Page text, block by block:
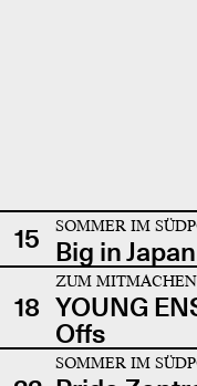
15 SOMMER IM
Big in Japan
18
ZUM MITMACHEN
YOUNG
Offs
SOMMER IM